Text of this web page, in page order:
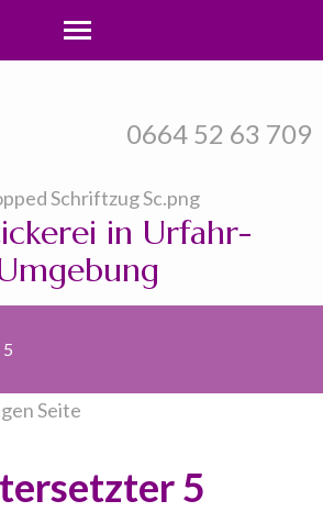
0664 52 63 709
in Urfahr-
Seite
5